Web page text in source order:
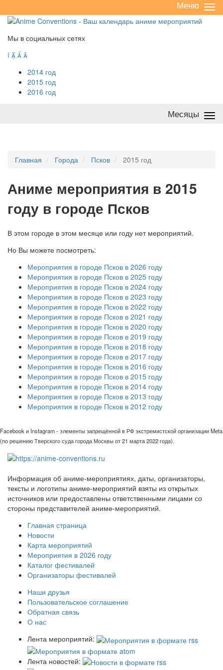
/
Меню
Мы в социальных сетях
   
2014 год
2015 год
2016 год
Месяцы
Главная Города Псков 2015 год
Аниме мероприятия в 2015
году в городе Псков
В этом городе в этом месяце или году нет мероприятий.
Но Вы можете посмотреть:
Мероприятия в городе Псков в 2026 году
Мероприятия в городе Псков в 2025 году
Мероприятия в городе Псков в 2024 году
Мероприятия в городе Псков в 2023 году
Мероприятия в городе Псков в 2022 году
Мероприятия в городе Псков в 2021 году
Мероприятия в городе Псков в 2020 году
Мероприятия в городе Псков в 2019 году
Мероприятия в городе Псков в 2018 году
Мероприятия в городе Псков в 2017 году
Мероприятия в городе Псков в 2016 году
Мероприятия в городе Псков в 2015 году
Мероприятия в городе Псков в 2014 году
Мероприятия в городе Псков в 2013 году
Мероприятия в городе Псков в 2012 году
Facebook и Instagram - элементы запрещённой в РФ экстремистской организации Meta
(по решению Тверского суда города Москвы от 21 марта 2022 года).
Информация об аниме-мероприятиях, даты, организаторы,
тексты и логотипы аниме-мероприятий взяты из открытых
источников или предоставлены ответственными лицами со
стороны представителей аниме-мероприятий.
Главная страница
Новости
Карта мероприятий
Мероприятия в 2026 году
Каталог фестивалей
Организаторы фестивалей
Наши друзья
Пользовательское соглашение
Обратная связь
О нас
Лента мероприятий:
Лента новостей: